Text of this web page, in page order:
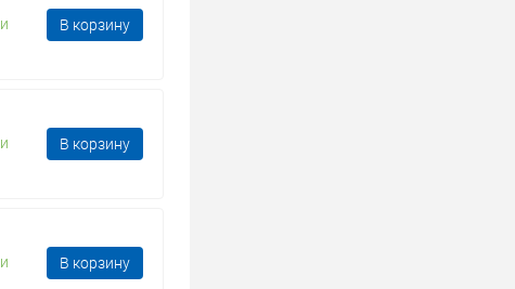
В корзину
В корзину
В корзину